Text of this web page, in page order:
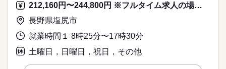
212,160円〜244,800円 ※フルタイム求人の場合は月額（換算額）、パート求人の場合は時間額を表示しています。
長野県塩尻市
就業時間１ 8時25分〜17時30分
土曜日，日曜日，祝日，その他